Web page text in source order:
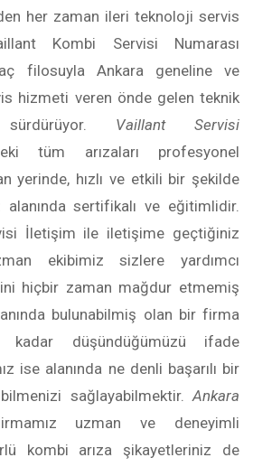
her zaman ileri teknoloji servis
Kombi Servisi Numarası
filosuyla Ankara geneline ve
hizmeti veren önde gelen teknik
Vaillant Servisi
tüm arızaları profesyonel
yerinde, hızlı ve etkili bir şekilde
alanında sertifikalı ve eğitimlidir.
İletişim ile iletişime geçtiğiniz
ekibimiz sizlere yardımcı
hiçbir zaman mağdur etmemiş
bulunabilmiş olan bir firma
düşündüğümüzü ifade
ise alanında ne denli başarılı bir
sağlayabilmektir.Ankara
uzman ve deneyimli
kombi arıza şikayetleriniz de